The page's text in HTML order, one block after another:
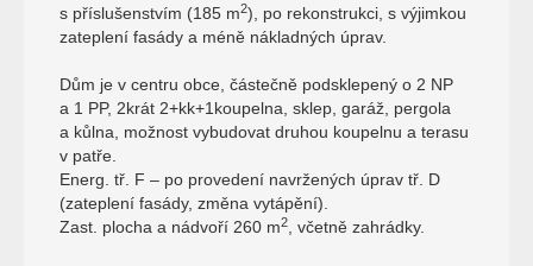
s příslušenstvím (185 m2), po rekonstrukci, s výjimkou
zateplení fasády a méně nákladných úprav.
Dům je v centru obce, částečně podsklepený o 2 NP
a 1 PP, 2krát 2+kk+1koupelna, sklep, garáž, pergola
a kůlna, možnost vybudovat druhou koupelnu a terasu
v patře.
Energ. tř. F – po provedení navržených úprav tř. D
(zateplení fasády, změna vytápění).
Zast. plocha a nádvoří 260 m2 , včetně zahrádky.